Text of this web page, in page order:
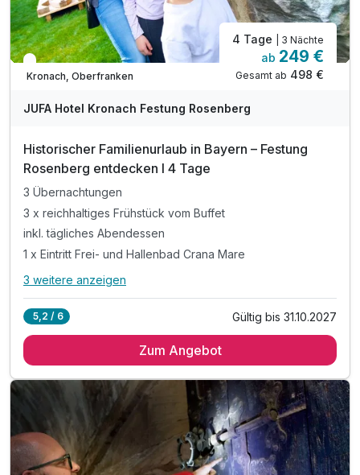
In 1 Woche wieder frei
Kronach, Oberfranken
4 Tage | 3 Nächte
ab 249 €
Gesamt ab 498 €
JUFA Hotel Kronach Festung Rosenberg
Historischer Familienurlaub in Bayern – Festung
Rosenberg entdecken I 4 Tage
3 Übernachtungen
3 x reichhaltiges Frühstück vom Buffet
inkl. tägliches Abendessen
1 x Eintritt Frei- und Hallenbad Crana Mare
Alle Inklusivleistungen
3 x reichhaltiges Frühstück vom Buffet
1 x Eintritt Frei- und Hallenbad Crana Mare
inkl. Spielplatz im Festungsgarten
inkl. Parkplatznutzung
inkl. kostenfreies WLAN
3 weitere anzeigen
5,2 / 6 Gültig bis 31.10.2027
Zum Angebot